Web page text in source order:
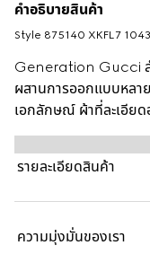
คำอธิบายสินค้า
Style ‎875140 XKFL7 1043
Generation Gucci ส
ผสานการออกแบบหลา
เอกลักษณ์ ผ้าที่ละเอีย
ลึกซึ้งให้กับแนวทางที่
จากผ้าผสมไหมคอตต
รายละเอียดสินค้า
ความมุ่งมั่นของเรา